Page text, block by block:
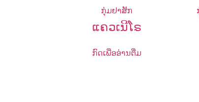
ກຸ່ມຢາສັກ
ແຄວເນີໂຣ
ກົດເພື່ອອ່ານຕື່ມ